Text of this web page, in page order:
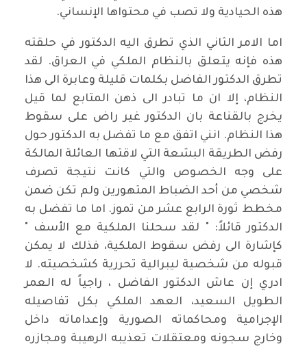
هذه الحيادية ولا تصب في محتواها الإنساني.
اما الامر الثاني الذي تطرق اليه الدكتور في حلقته
هذه فإنه يتعلق بالنظام الملكي في العراق. لقد
تطرق الدكتور الفاضل بكلمات قليلة وعابرة الى هذا
النظام، إلا ان ما تبادر الى ذهن المتابع لما قيل
يخرج بالقناعة بان الدكتور غير راض على سقوط
هذا النظام. انني اتفق مع ما تفضل به الدكتور حول
رفض الطريقة البشعة التي لاقتها العائلة المالكة
على وجه الخصوص والتي كانت نتيجة تصرف
شخصي من أحد الضباط المتهورين ولم تكن ضمن
مخطط ثورة الرابع عشر من تموز. اما ما تفضل به
الدكتور قائلاً: " لقد سحلنا الملكية مع الأسف "
كإشارة الى رفض سقوط الملكية، فذلك لا يمكن
قبوله من شخصية ليبرالية تحررية كشخصيته. لا
ادري إن عاش الدكتور الفاضل ، راجياً له العمر
الطويل السعيد، العهد الملكي بكل تفاصيله
الإجرامية ومحاكماته الصورية وإعداماته داخل
وخارج سجونه ومعتقلات تعذيبه الرهيبة ومجازره